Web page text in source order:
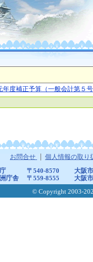
年度補正予算（一般会計第５
お問合せ 個人情報の取り
〒540-8570
大阪
庁舎
〒559-8555
大阪
© Copyright 2003-